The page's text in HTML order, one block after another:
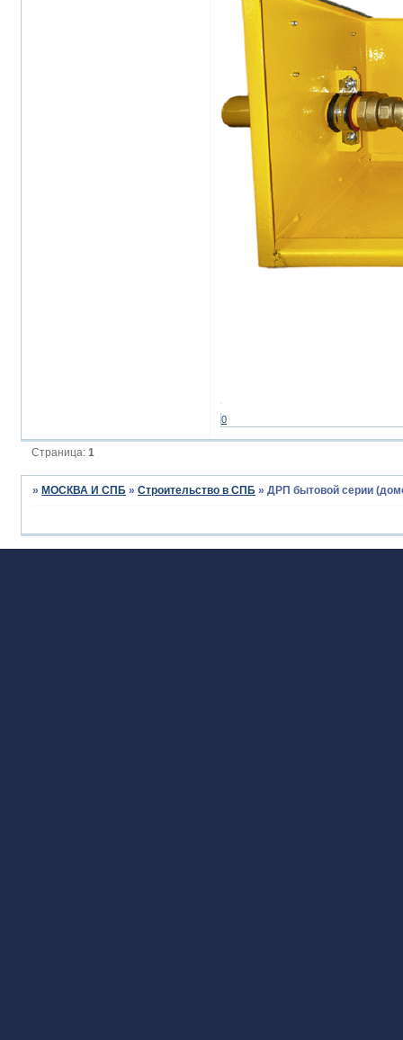
0
Страница:1
» МОСКВА И СПБ »Строительство в СПБ »ДРП бытовой серии